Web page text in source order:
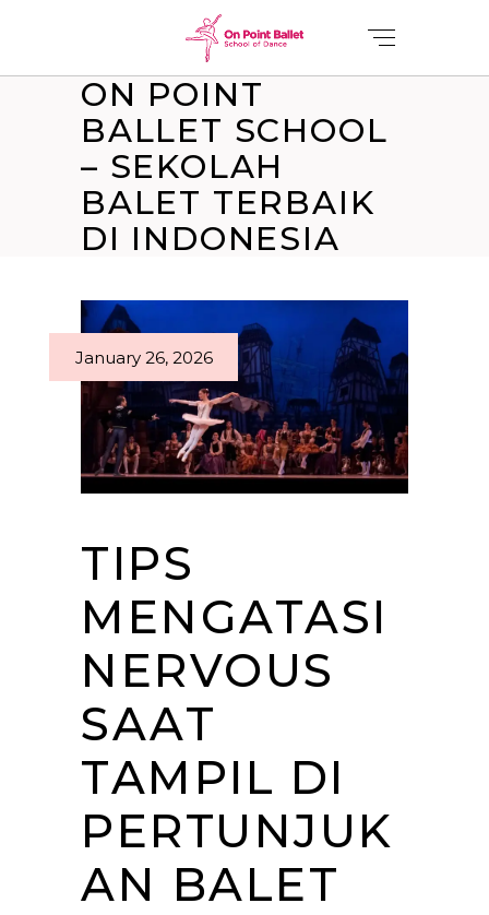
ON POINT
BALLET SCHOOL
– SEKOLAH
BALET TERBAIK
DI INDONESIA
January 26, 2026
TIPS
MENGATASI
NERVOUS
SAAT
TAMPIL DI
PERTUNJUK
AN BALET